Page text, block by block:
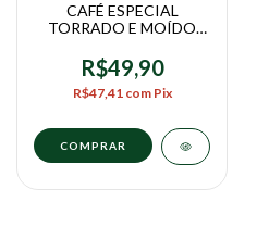
CAFÉ ESPECIAL
TORRADO E MOÍDO
COOPIATÃ
R$49,90
R$47,41 com Pix